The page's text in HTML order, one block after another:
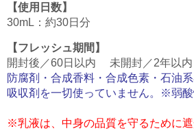
【使用日数】
30mL：約30日分
【フレッシュ期間】
開封後／60日以内 未開封／2年以内
防腐剤・合成香料・合成色素・石油
吸収剤を一切使っていません。※弱酸
※乳液は、中身の品質を守るために